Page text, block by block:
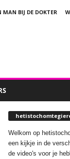
MAN BIJ DE DOKTER
Welkom op
een kijkje in de
de video's voor je